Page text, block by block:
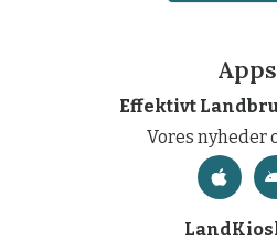
Apps
Effektivt
Vores nyheder